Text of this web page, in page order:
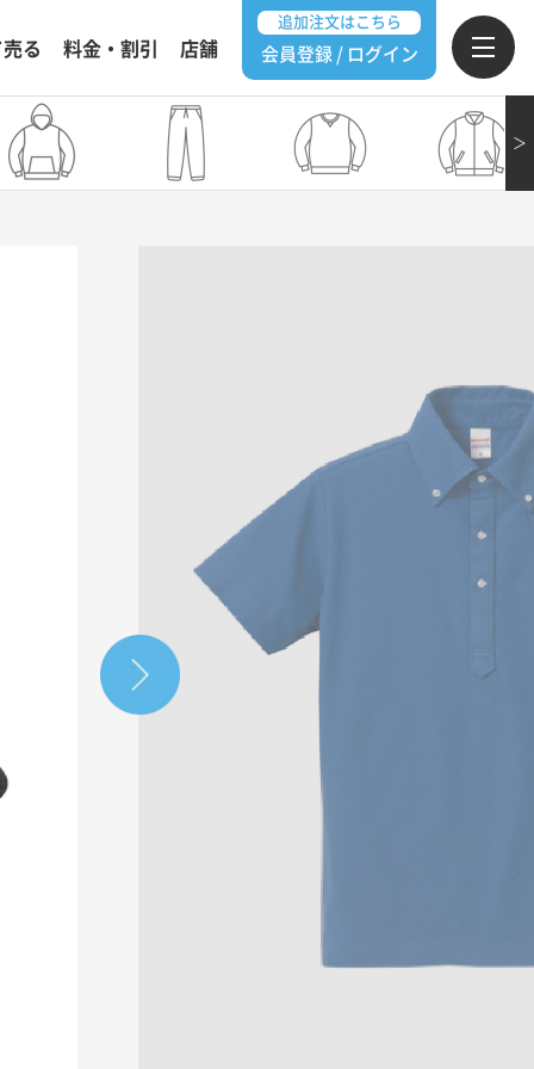
る 料金・割引 店舗
追加注文はこちら
会員登録 / ログイン
＞